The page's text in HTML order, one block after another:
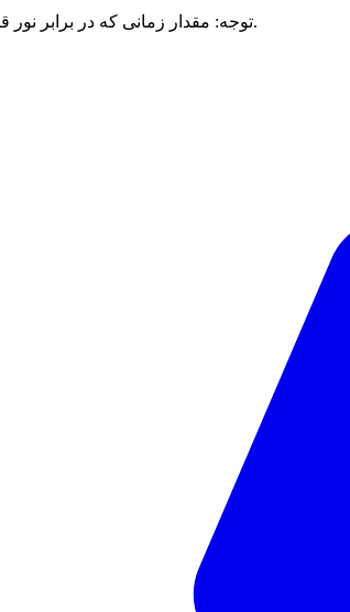
توجه: مقدار زمانی که در برابر نور قرار دهید تغریبا دو برابر آن شارژ می شود، این فندک بسیار زیبا را به مدت نامحدود می توانید شارژ کنید.